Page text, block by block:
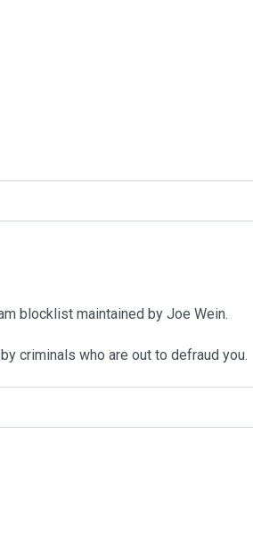
blocklist maintained by Joe Wein.
criminals who are out to defraud you.